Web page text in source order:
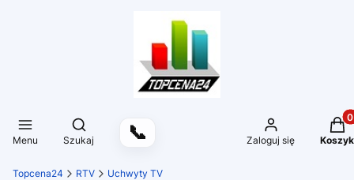
Menu
Otwórz wyszukiwarkę
Szukaj 📞 Zaloguj się Koszyk
Topcena24 RTV Uchwyty TV